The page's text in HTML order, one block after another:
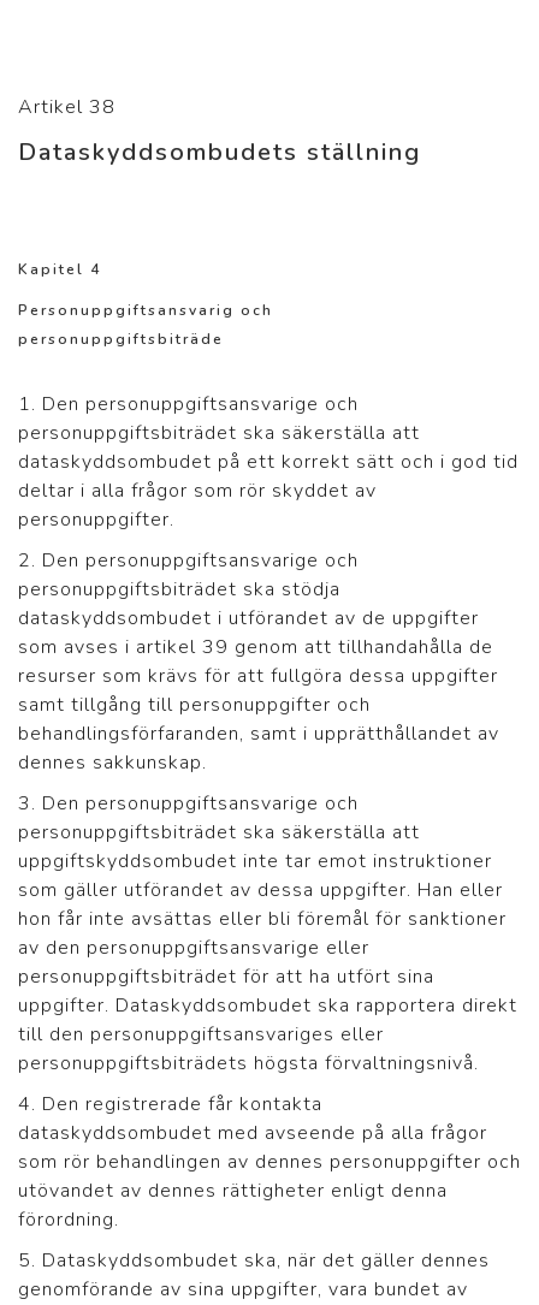
Artikel 38
Dataskyddsombudets ställning
Kapitel 4
Personuppgiftsansvarig och
personuppgiftsbiträde
1. Den personuppgiftsansvarige och
personuppgiftsbiträdet ska säkerställa att
dataskyddsombudet på ett korrekt sätt och i god tid
deltar i alla frågor som rör skyddet av
personuppgifter.
2. Den personuppgiftsansvarige och
personuppgiftsbiträdet ska stödja
dataskyddsombudet i utförandet av de uppgifter
som avses i artikel 39 genom att tillhandahålla de
resurser som krävs för att fullgöra dessa uppgifter
samt tillgång till personuppgifter och
behandlingsförfaranden, samt i upprätthållandet av
dennes sakkunskap.
3. Den personuppgiftsansvarige och
personuppgiftsbiträdet ska säkerställa att
uppgiftskyddsombudet inte tar emot instruktioner
som gäller utförandet av dessa uppgifter. Han eller
hon får inte avsättas eller bli föremål för sanktioner
av den personuppgiftsansvarige eller
personuppgiftsbiträdet för att ha utfört sina
uppgifter. Dataskyddsombudet ska rapportera direkt
till den personuppgiftsansvariges eller
personuppgiftsbiträdets högsta förvaltningsnivå.
4. Den registrerade får kontakta
dataskyddsombudet med avseende på alla frågor
som rör behandlingen av dennes personuppgifter och
utövandet av dennes rättigheter enligt denna
förordning.
5. Dataskyddsombudet ska, när det gäller dennes
genomförande av sina uppgifter, vara bundet av